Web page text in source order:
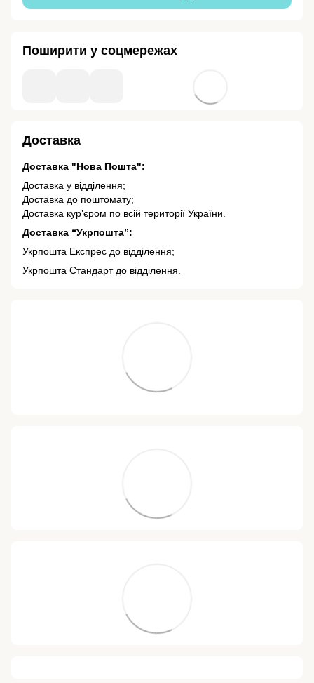
Поширити у соцмережах
Доставка
Доставка "Нова Пошта":
Доставка у відділення;
Доставка до поштомату;
Доставка кур’єром по всій території України.
Доставка “Укрпошта”:
Укрпошта Експрес до відділення;
Укрпошта Стандарт до відділення.